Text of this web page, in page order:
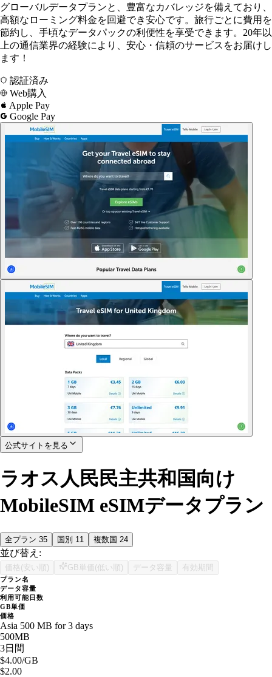
グローバルデータプランと、豊富なカバレッジを備えており、
高額なローミング料金を回避でき安心です。旅行ごとに費用を
節約し、手頃なデータパックの利便性を享受できます。20年以
上の通信業界の経験により、安心・信頼のサービスをお届けし
ます！
認証済み
Web購入
Apple Pay
Google Pay
公式サイトを見る
ラオス人民民主共和国向け
MobileSIM eSIMデータプラン
全プラン 35 国別 11 複数国 24
並び替え:
価格(安い順) GB単価(低い順) データ容量 有効期間
プラン名
データ容量
利用可能日数
GB単価
価格
Asia 500 MB for 3 days
500MB
3日間
$4.00/GB
$2.00